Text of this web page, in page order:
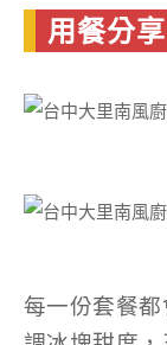
用餐分享
每一份套餐